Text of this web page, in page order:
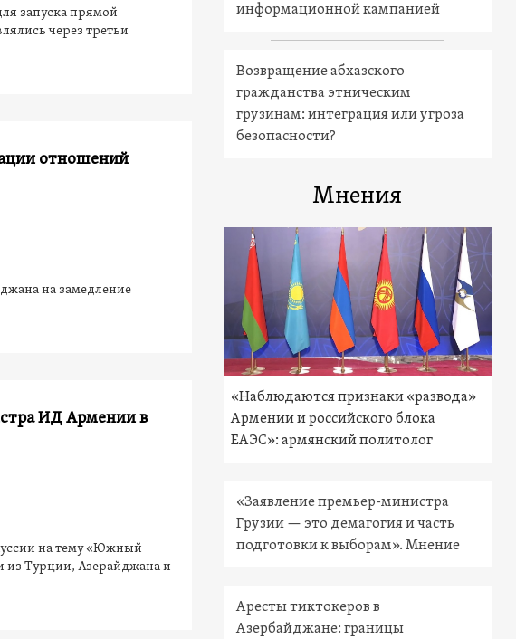
запуска прямой
через третьи
отношений
на замедление
ИД Армении в
на тему «Южный
из Турции, Азерайджана и
информационной кампанией
Возвращение абхазского
гражданства этническим
грузинам: интеграция или угроза
безопасности?
Мнения
«Наблюдаются признаки «развода»
Армении и российского блока
ЕАЭС»: армянский политолог
«Заявление премьер-министра
Грузии — это демагогия и часть
подготовки к выборам». Мнение
Аресты тиктокеров в
Азербайджане: границы